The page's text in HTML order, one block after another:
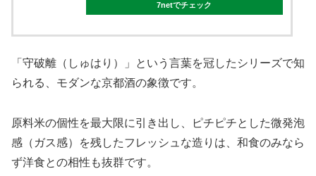
7netでチェック
「守破離（しゅはり）」という言葉を冠したシリーズで知
られる、モダンな京都酒の象徴です。
原料米の個性を最大限に引き出し、ピチピチとした微発泡
感（ガス感）を残したフレッシュな造りは、和食のみなら
ず洋食との相性も抜群です。